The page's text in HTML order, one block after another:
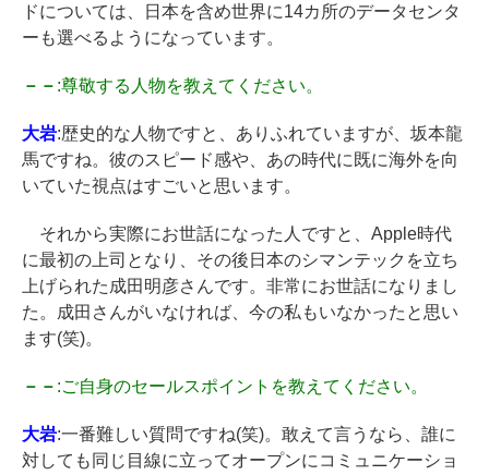
ドについては、日本を含め世界に14カ所のデータセンタ
ーも選べるようになっています。
－－ :尊敬する人物を教えてください。
大岩:歴史的な人物ですと、ありふれていますが、坂本龍
馬ですね。彼のスピード感や、あの時代に既に海外を向
いていた視点はすごいと思います。
それから実際にお世話になった人ですと、Apple時代
に最初の上司となり、その後日本のシマンテックを立ち
上げられた成田明彦さんです。非常にお世話になりまし
た。成田さんがいなければ、今の私もいなかったと思い
ます(笑)。
－－ :ご自身のセールスポイントを教えてください。
大岩:一番難しい質問ですね(笑)。敢えて言うなら、誰に
対しても同じ目線に立ってオープンにコミュニケーショ